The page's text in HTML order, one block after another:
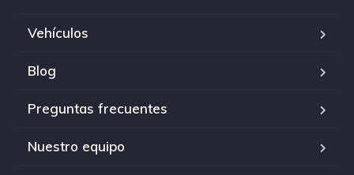
Vehículos
Blog
Preguntas frecuentes
Nuestro equipo